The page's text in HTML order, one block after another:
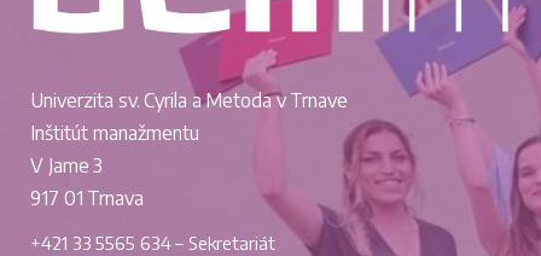
Univerzita sv. Cyrila a Metoda v Trnave
Inštitút manažmentu
V Jame 3
917 01 Trnava
+421 33 5565 634 – Sekretariát